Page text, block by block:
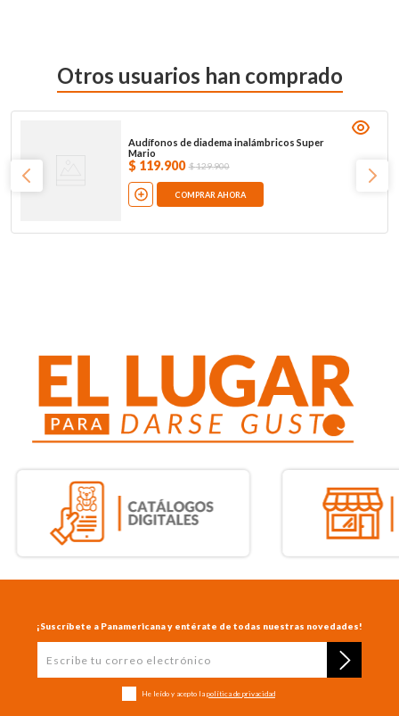
Otros usuarios han comprado
Audífonos de diadema inalámbricos Super
Mario
$ 119.900 $129.900
COMPRAR AHORA
¡Suscríbete a Panamericana y entérate de todas nuestras novedades!
He leído y acepto la política de privacidad